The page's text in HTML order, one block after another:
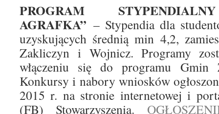
PROGRAM
AGRAFKA” – Stypendia dla
uzyskujących średnią min 4,2,
Zakliczyn i Wojnicz. Programy
włączeniu się do programu
Konkursy i nabory wniosków
2015 r. na stronie internetowej i
(FB) Stowarzyszenia.